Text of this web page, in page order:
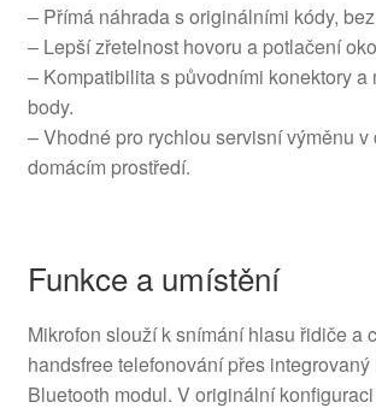
– Přímá náhrada s originálními kódy,
– Lepší zřetelnost hovoru a potlačení
– Kompatibilita s původními konektory a
body.
– Vhodné pro rychlou servisní výměnu v
domácím prostředí.
Funkce a umístění
Mikrofon slouží k snímání hlasu řidiče a
handsfree telefonování přes
Bluetooth modul. V originální